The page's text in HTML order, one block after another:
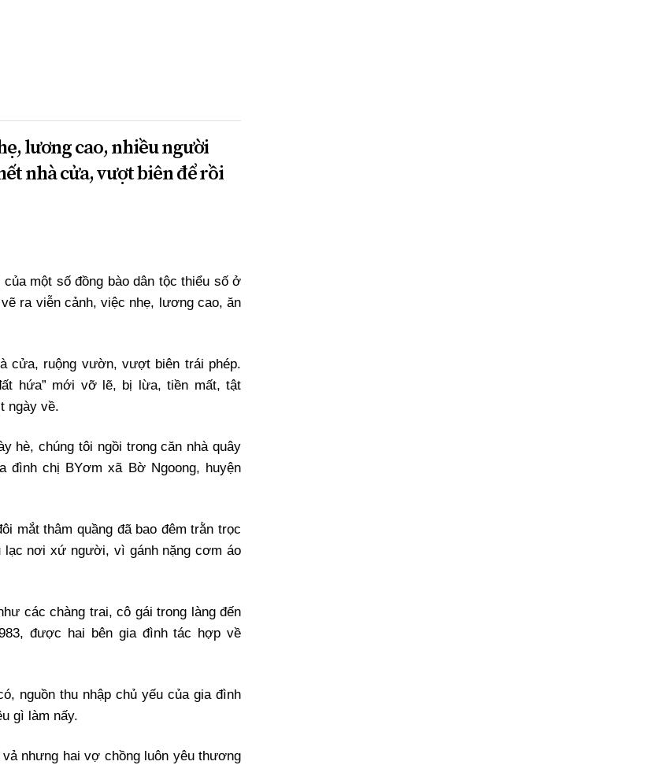
lương cao, nhiều người
nhà cửa, vượt biên để rồi
một số đồng bào dân tộc thiểu số ở
ra viễn cảnh, việc nhẹ, lương cao, ăn
cửa, ruộng vườn, vượt biên trái phép.
hứa” mới vỡ lẽ, bị lừa, tiền mất, tật
ngày về.
hè, chúng tôi ngồi trong căn nhà quây
đình chị BYơm xã Bờ Ngoong, huyện
mắt thâm quầng đã bao đêm trằn trọc
lạc nơi xứ người, vì gánh nặng cơm áo
các chàng trai, cô gái trong làng đến
được hai bên gia đình tác hợp về
nguồn thu nhập chủ yếu của gia đình
gì làm nấy.
nhưng hai vợ chồng luôn yêu thương